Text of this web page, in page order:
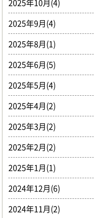
2025年10月(4)
2025年9月(4)
2025年8月(1)
2025年6月(5)
2025年5月(4)
2025年4月(2)
2025年3月(2)
2025年2月(2)
2025年1月(1)
2024年12月(6)
2024年11月(2)